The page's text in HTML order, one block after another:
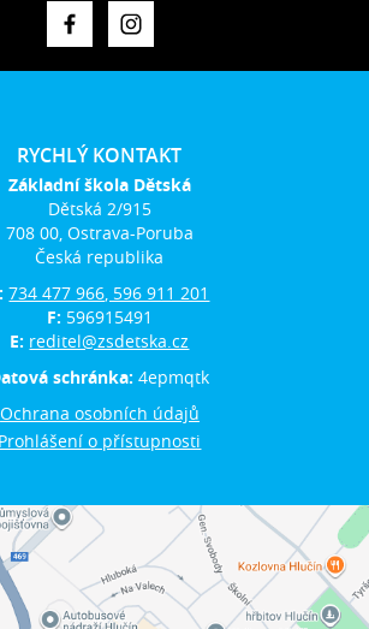
RYCHLÝ KONTAKT
Základní škola Dětská
Dětská 2/915
708 00, Ostrava-Poruba
Česká republika
734 477 966, 596 911 201
F: 596915491
E: reditel@zsdetska.cz
schránka:4epmqtk
Ochrana osobních údajů
Prohlášení o přístupnosti